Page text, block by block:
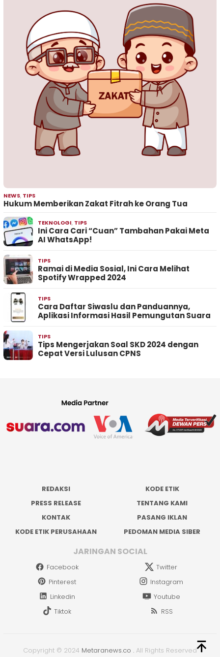
NEWS, TIPS
Hukum Memberikan Zakat Fitrah ke Orang Tua
TEKNOLOGI, TIPS
Ini Cara Cari “Cuan” Tambahan Pakai Meta
AI WhatsApp!
TIPS
Ramai di Media Sosial, Ini Cara Melihat
Spotify Wrapped 2024
TIPS
Cara Daftar Siwaslu dan Panduannya,
Aplikasi Informasi Hasil Pemungutan Suara
TIPS
Tips Mengerjakan Soal SKD 2024 dengan
Cepat Versi Lulusan CPNS
REDAKSI
KODE ETIK
PRESS RELEASE
TENTANG KAMI
KONTAK
PASANG IKLAN
KODE ETIK PERUSAHAAN
PEDOMAN MEDIA SIBER
JARINGAN SOCIAL
Facebook
Twitter
Pinterest
Instagram
Linkedin
Youtube
Tiktok
RSS
Copyright © 2024 Metaranews.co . All Rights Reserved